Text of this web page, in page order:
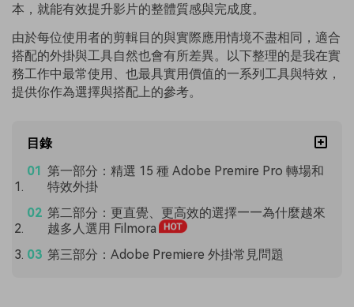
本，就能有效提升影片的整體質感與完成度。
由於每位使用者的剪輯目的與實際應用情境不盡相同，適合
搭配的外掛與工具自然也會有所差異。以下整理的是我在實
務工作中最常使用、也最具實用價值的一系列工具與特效，
提供你作為選擇與搭配上的參考。
目錄
第一部分：精選 15 種 Adobe Premire Pro 轉場和
特效外掛
第二部分：更直覺、更高效的選擇——為什麼越來
越多人選用 Filmora
第三部分：Adobe Premiere 外掛常見問題